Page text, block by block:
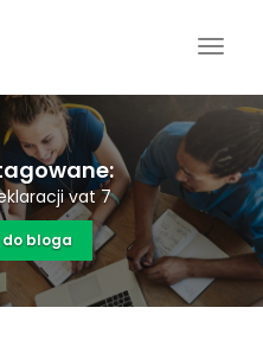
vat 7
do bloga